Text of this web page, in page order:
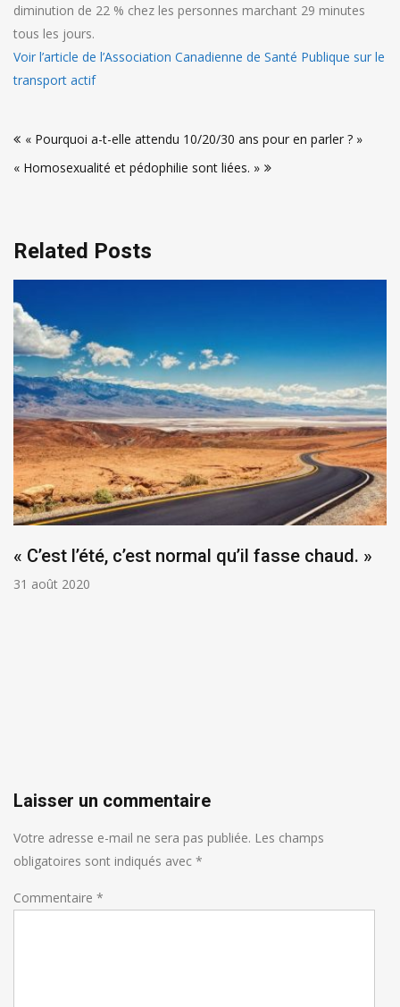
diminution de 22 % chez les personnes marchant 29 minutes
tous les jours.
Voir l’article de l’Association Canadienne de Santé Publique sur le
transport actif
de
l’article
« Pourquoi a-t-elle attendu 10/20/30 ans pour en parler ? »
« Homosexualité et pédophilie sont liées. »
Related Posts
« C’est l’été, c’est normal qu’il fasse chaud. »
31 août 2020
Laisser un commentaire
Votre adresse e-mail ne sera pas publiée. Les champs
obligatoires sont indiqués avec *
Commentaire *